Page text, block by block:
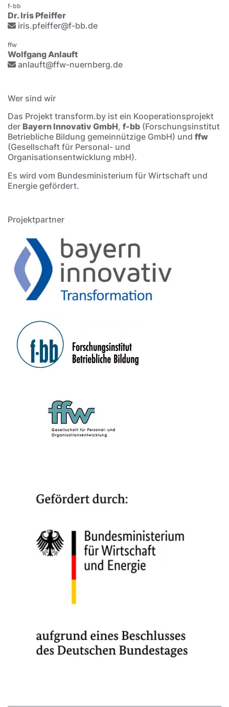
f-bb
Dr. Iris Pfeiffer
iris.pfeiffer@f-bb.de
ffw
Wolfgang Anlauft
anlauft@ffw-nuernberg.de
Wer sind wir
Das Projekt transform.by ist ein Kooperationsprojekt
der Bayern Innovativ GmbH, f-bb (Forschungsinstitut
Betriebliche Bildung gemeinnützige GmbH) und ffw
(Gesellschaft für Personal- und
Organisationsentwicklung mbH).
Es wird vom Bundesministerium für Wirtschaft und
Energie gefördert.
Projektpartner